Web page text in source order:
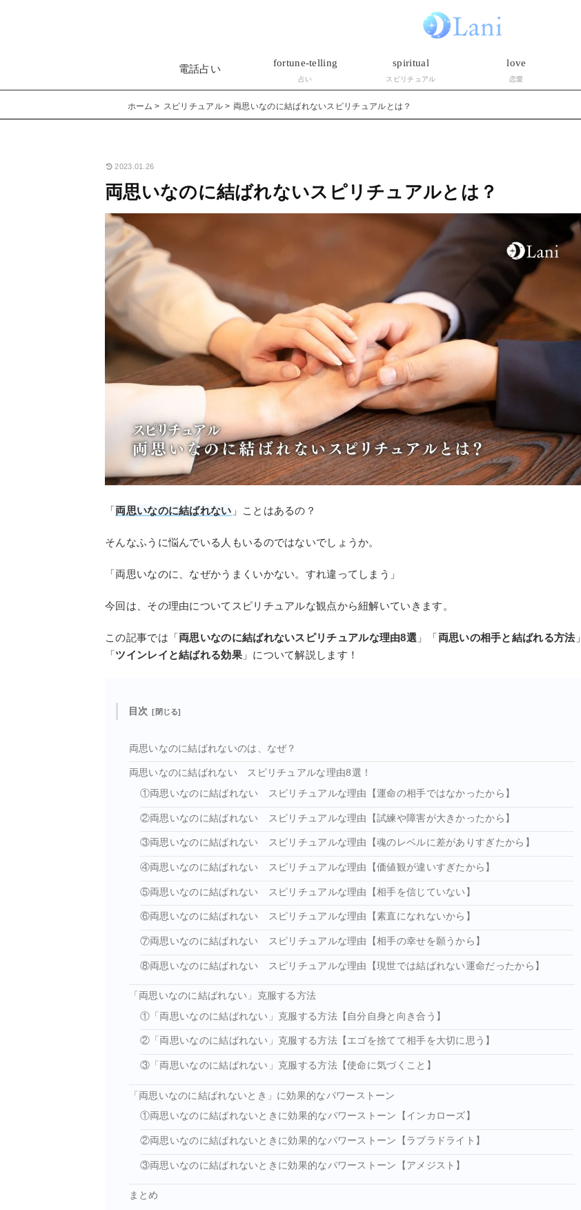
電話占い
fortune-telling
占い
spiritual
スピリチュアル
love
恋愛
ホーム スピリチュアル 両思いなのに結ばれないスピリチュアルとは？
2023.01.26
両思いなのに結ばれないスピリチュアルとは？
「両思いなのに結ばれない 」ことはあるの？
そんなふうに悩んでいる人もいるのではないでしょうか。
「両思いなのに、なぜかうまくいかない。すれ違ってしまう」
今回は、その理由についてスピリチュアルな観点から紐解いていきます。
この記事では「両思いなのに結ばれないスピリチュアルな理由8選 」「両思いの相手と結ばれる方法」
「ツインレイと結ばれる効果」について解説します！
目次
両思いなのに結ばれないのは、なぜ？
両思いなのに結ばれない スピリチュアルな理由8選！
①両思いなのに結ばれない スピリチュアルな理由【運命の相手ではなかったから】
②両思いなのに結ばれない スピリチュアルな理由【試練や障害が大きかったから】
③両思いなのに結ばれない スピリチュアルな理由【魂のレベルに差がありすぎたから】
④両思いなのに結ばれない スピリチュアルな理由【価値観が違いすぎたから】
⑤両思いなのに結ばれない スピリチュアルな理由【相手を信じていない】
⑥両思いなのに結ばれない スピリチュアルな理由【素直になれないから】
⑦両思いなのに結ばれない スピリチュアルな理由【相手の幸せを願うから】
⑧両思いなのに結ばれない スピリチュアルな理由【現世では結ばれない運命だったから】
「両思いなのに結ばれない」克服する方法
①「両思いなのに結ばれない」克服する方法【自分自身と向き合う】
②「両思いなのに結ばれない」克服する方法【エゴを捨てて相手を大切に思う】
③「両思いなのに結ばれない」克服する方法【使命に気づくこと】
「両思いなのに結ばれないとき」に効果的なパワーストーン
①両思いなのに結ばれないときに効果的なパワーストーン【インカローズ】
②両思いなのに結ばれないときに効果的なパワーストーン【ラブラドライト】
③両思いなのに結ばれないときに効果的なパワーストーン【アメジスト】
まとめ